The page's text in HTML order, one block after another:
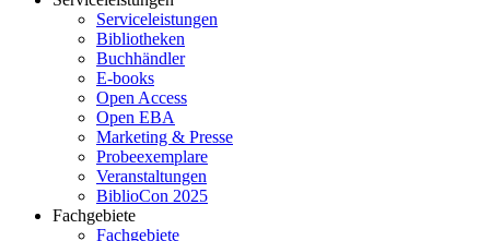
Serviceleistungen
Bibliotheken
Buchhändler
E-books
Open Access
Open EBA
Marketing & Presse
Probeexemplare
Veranstaltungen
BiblioCon 2025
Fachgebiete
Fachgebiete